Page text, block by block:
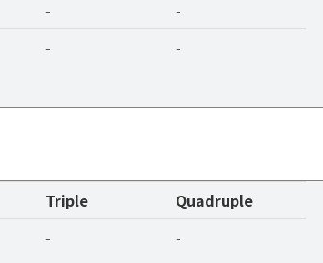
- -
- -
Triple Quadruple
- -